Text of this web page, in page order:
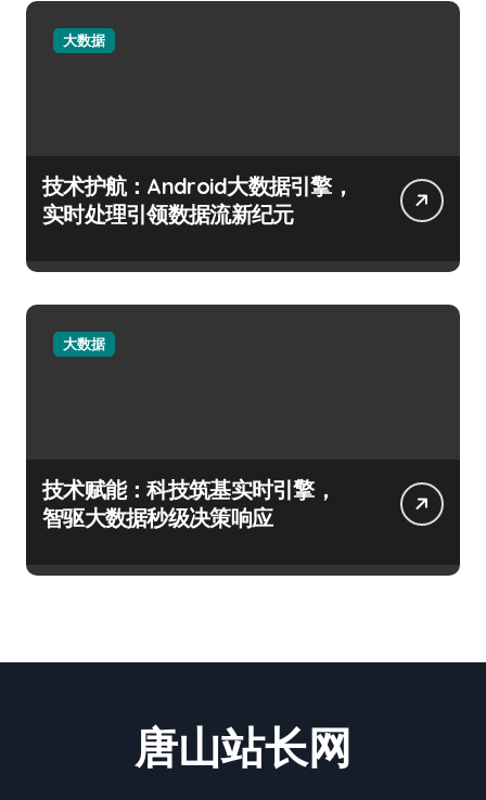
大数据
技术护航：Android大数据引擎，
实时处理引领数据流新纪元
大数据
技术赋能：科技筑基实时引擎，
智驱大数据秒级决策响应
唐山站长网